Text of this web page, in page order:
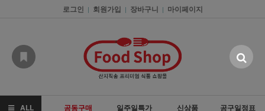
로그인 | 회원가입 | 장바구니 | 마이페이지
ALL 공동구매 일주일특가 신상품
공구일정표